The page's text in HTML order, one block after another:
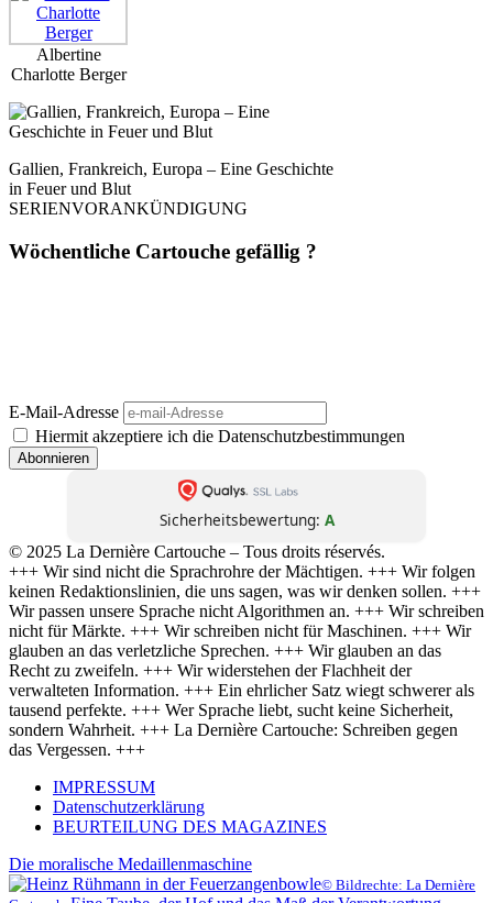
Albertine
Charlotte Berger
Gallien, Frankreich, Europa – Eine Geschichte
in Feuer und Blut
SERIENVORANKÜNDIGUNG
Wöchentliche Cartouche gefällig ?
E-Mail-Adresse
Hiermit akzeptiere ich die Datenschutzbestimmungen
Sicherheitsbewertung: A
© 2025 La Dernière Cartouche – Tous droits réservés.
+++ Wir sind nicht die Sprachrohre der Mächtigen. +++ Wir folgen
keinen Redaktionslinien, die uns sagen, was wir denken sollen. +++
Wir passen unsere Sprache nicht Algorithmen an. +++ Wir schreiben
nicht für Märkte. +++ Wir schreiben nicht für Maschinen. +++ Wir
glauben an das verletzliche Sprechen. +++ Wir glauben an das
Recht zu zweifeln. +++ Wir widerstehen der Flachheit der
verwalteten Information. +++ Ein ehrlicher Satz wiegt schwerer als
tausend perfekte. +++ Wer Sprache liebt, sucht keine Sicherheit,
sondern Wahrheit. +++ La Dernière Cartouche: Schreiben gegen
das Vergessen. +++
IMPRESSUM
Datenschutzerklärung
BEURTEILUNG DES MAGAZINES
Die moralische Medaillenmaschine
© Bildrechte: La Dernière